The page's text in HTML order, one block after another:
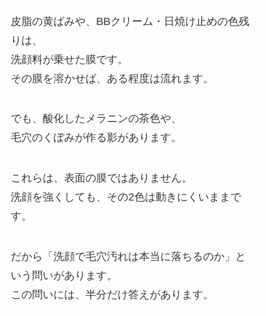
皮脂の黄ばみや、BBクリーム・日焼け止めの色残
りは、
洗顔料が乗せた膜です。
その膜を溶かせば、ある程度は流れます。
でも、酸化したメラニンの茶色や、
毛穴のくぼみが作る影があります。
これらは、表面の膜ではありません。
洗顔を強くしても、その2色は動きにくいままで
す。
だから「洗顔で毛穴汚れは本当に落ちるのか」と
いう問いがあります。
この問いには、半分だけ答えがあります。